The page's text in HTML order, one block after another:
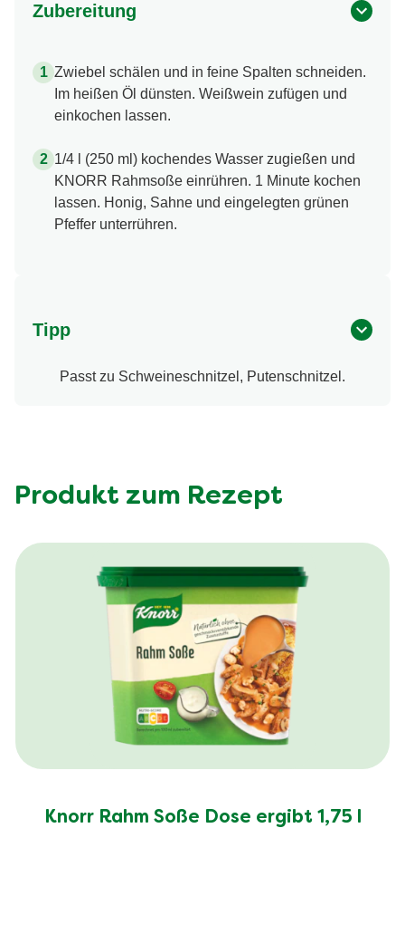
Zubereitung
Zwiebel schälen und in feine Spalten schneiden.
Im heißen Öl dünsten. Weißwein zufügen und
einkochen lassen.
1/4 l (250 ml) kochendes Wasser zugießen und
KNORR Rahmsoße einrühren. 1 Minute kochen
lassen. Honig, Sahne und eingelegten grünen
Pfeffer unterrühren.
Tipp
Passt zu Schweineschnitzel, Putenschnitzel.
Produkt zum Rezept
Knorr Rahm Soße Dose ergibt 1,75 l